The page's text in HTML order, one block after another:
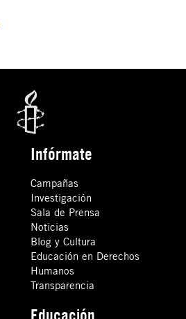
Infórmate
Campañas
Investigación
Sala de Prensa
Noticias
Blog y Cultura
Educación en Derechos
Humanos
Transparencia
Educación